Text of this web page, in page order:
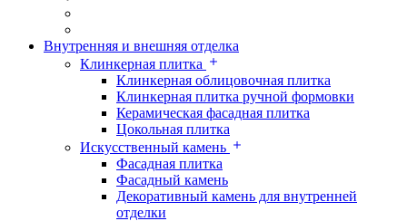
Внутренняя и внешняя отделка
Клинкерная плитка
Клинкерная облицовочная плитка
Клинкерная плитка ручной формовки
Керамическая фасадная плитка
Цокольная плитка
Искусственный камень
Фасадная плитка
Фасадный камень
Декоративный камень для внутренней
отделки